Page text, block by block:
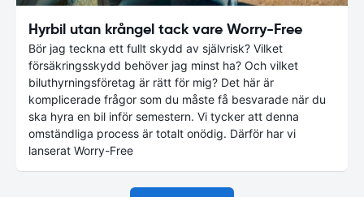
Hyrbil utan krångel tack vare Worry-Free
Bör jag teckna ett fullt skydd av självrisk? Vilket
försäkringsskydd behöver jag minst ha? Och vilket
biluthyrningsföretag är rätt för mig? Det här är
komplicerade frågor som du måste få besvarade när du
ska hyra en bil inför semestern. Vi tycker att denna
omständliga process är totalt onödig. Därför har vi
lanserat Worry-Free